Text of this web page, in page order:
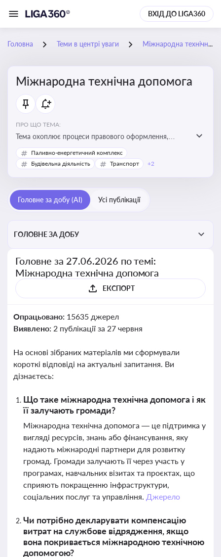
ВХІД ДО LIGA360
Головна Теми в центрі уваги Міжнародна технічна допомога
Міжнародна технічна допомога
ПРО ЩО ТЕМА:
Тема охоплює процеси правового оформлення,
адміністрування і контролю технічної допомоги, що
надається Україні з-за кордону, і є критично
Паливно-енергетичний комплекс
Будівельна діяльність
Транспорт +2
Головне за добу (AI) Усі публікації
ГОЛОВНЕ ЗА ДОБУ
Головне за 27.06.2026 по темі:
Міжнародна технічна допомога
ЕКСПОРТ
Опрацьовано: 15635 джерел
Виявлено: 2 публікації за 27 червня
На основі зібраних матеріалів ми сформували
короткі відповіді на актуальні запитання. Ви
дізнаєтесь:
Що таке міжнародна технічна допомога і як
її залучають громади?
Міжнародна технічна допомога — це підтримка у
вигляді ресурсів, знань або фінансування, яку
надають міжнародні партнери для розвитку
громад. Громади залучають її через участь у
програмах, навчальних візитах та проєктах, що
сприяють покращенню інфраструктури,
соціальних послуг та управління. Джерело
Чи потрібно декларувати компенсацію
витрат на службове відрядження, якщо
вона покривається міжнародною технічною
допомогою?